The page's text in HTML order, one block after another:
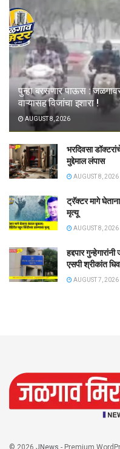
पुन्हा बरसणार पाऊस :
वाऱ्यासह विजांचा इशारा !
AUGUST 8, 2026
भरदिवसा
मुद्देमाल लंपास
AUGUST 8, 2026
ट्रॅक्टर मागे
मृत्यू
AUGUST 8, 2026
हद्दपार
एसपी श्रीकांत
AUGUST 7, 2026
© 2026 JNews - Premium